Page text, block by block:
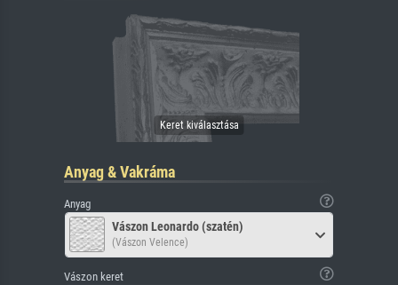
Anyag & Vakráma
Anyag
Vászon Leonardo (szatén)
(Vászon Velence)
Vászon keret